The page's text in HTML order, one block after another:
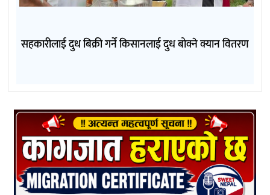
सहकारीलाई दुध बिक्री गर्ने किसानलाई दुध बोक्ने क्यान वितरण